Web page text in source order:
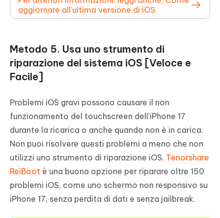
aggiornare all'ultima versione di iOS.
Metodo 5. Usa uno strumento di
riparazione del sistema iOS [Veloce e
Facile]
Problemi iOS gravi possono causare il non
funzionamento del touchscreen dell'iPhone 17
durante la ricarica o anche quando non è in carica.
Non puoi risolvere questi problemi a meno che non
utilizzi uno strumento di riparazione iOS. Tenorshare
ReiBoot è una buona opzione per riparare oltre 150
problemi iOS, come uno schermo non responsivo su
iPhone 17, senza perdita di dati e senza jailbreak.